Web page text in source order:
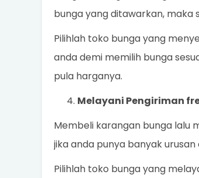
bunga yang ditawarkan, maka
Pilihlah toko bunga yang
anda demi memilih bunga
pula harganya.
Melayani Pengiriman
Membeli karangan bunga lalu
jika anda punya banyak
Pilihlah toko bunga yang